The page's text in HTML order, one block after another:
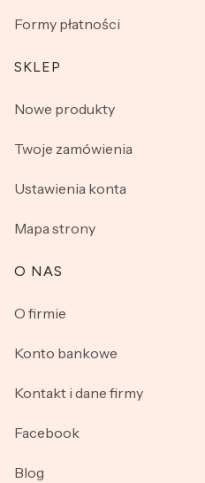
Formy płatności
SKLEP
Nowe produkty
Twoje zamówienia
Ustawienia konta
Mapa strony
O NAS
O firmie
Konto bankowe
Kontakt i dane firmy
Facebook
Blog